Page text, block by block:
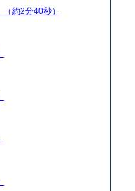
（約2分40秒）